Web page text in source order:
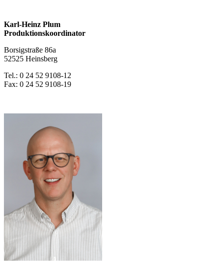
Karl-Heinz Plum
Produktionskoordinator
Borsigstraße 86a
52525 Heinsberg
Tel.: 0 24 52 9108-12
Fax: 0 24 52 9108-19